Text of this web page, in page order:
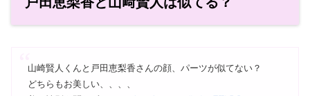
山崎賢人くんと戸田恵梨香さんの顔、パーツが似てない？
どちらもお美しい、、、、